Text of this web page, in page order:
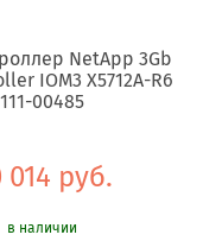
NetApp 3Gb
IOM3 X5712A-R6
111-00485
014 руб.
в наличии